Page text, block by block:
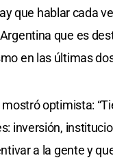
que hablar cada
que es
en las últimas
optimista:
inversión,
a la gente y